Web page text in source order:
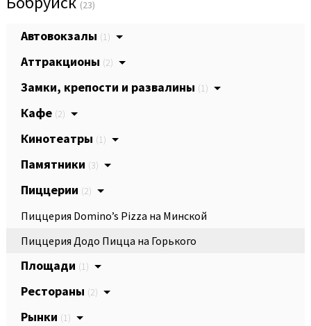
(23)
Автовокзалы (1)
Аттракционы (2)
Замки, крепости и развалины (1)
Кафе (2)
Кинотеатры (1)
Памятники (3)
Пиццерии (2)
Пиццерия Domino’s Pizza на Минской
Пиццерия Додо Пицца на Горького
Площади (1)
Рестораны (2)
Рынки (1)